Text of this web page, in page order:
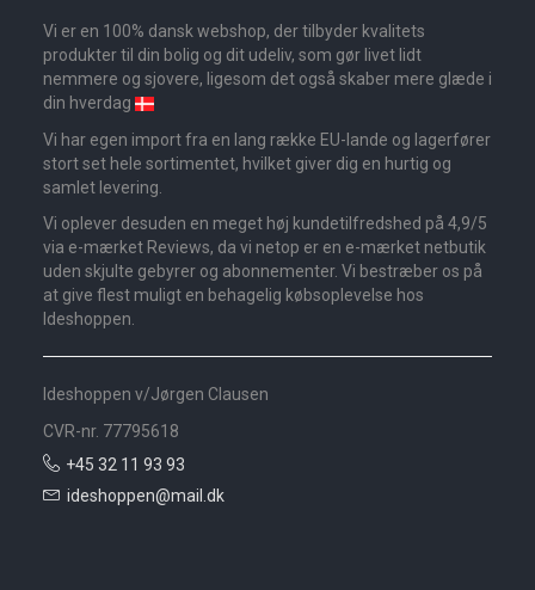
Vi er en 100% dansk webshop, der tilbyder kvalitets
produkter til din bolig og dit udeliv, som gør livet lidt
nemmere og sjovere, ligesom det også skaber mere glæde i
din hverdag
Vi har egen import fra en lang række EU-lande og lagerfører
stort set hele sortimentet, hvilket giver dig en hurtig og
samlet levering.
Vi oplever desuden en meget høj kundetilfredshed på 4,9/5
via e-mærket Reviews, da vi netop er en e-mærket netbutik
uden skjulte gebyrer og abonnementer. Vi bestræber os på
at give flest muligt en behagelig købsoplevelse hos
Ideshoppen.
Ideshoppen v/Jørgen Clausen
CVR-nr. 77795618
+45 32 11 93 93
ideshoppen@mail.dk